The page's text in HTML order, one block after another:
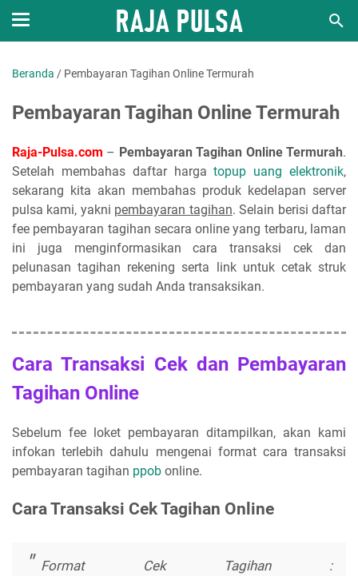
Beranda / Pembayaran Tagihan Online Termurah
Pembayaran Tagihan Online Termurah
Raja-Pulsa.com – Pembayaran Tagihan Online Termurah.
Setelah membahas daftar hargatopup uang elektronik,
sekarang kita akan membahas produk kedelapan server
pulsa kami, yakni pembayaran tagihan. Selain berisi daftar
fee pembayaran tagihan secara online yang terbaru, laman
ini juga menginformasikan cara transaksi cek dan
pelunasan tagihan rekening serta link untuk cetak struk
pembayaran yang sudah Anda transaksikan.
Cara Transaksi Cek dan Pembayaran
Tagihan Online
Sebelum fee loket pembayaran ditampilkan, akan kami
infokan terlebih dahulu mengenai format cara transaksi
pembayaran tagihan ppob online.
Cara Transaksi Cek Tagihan Online
Format Cek Tagihan :